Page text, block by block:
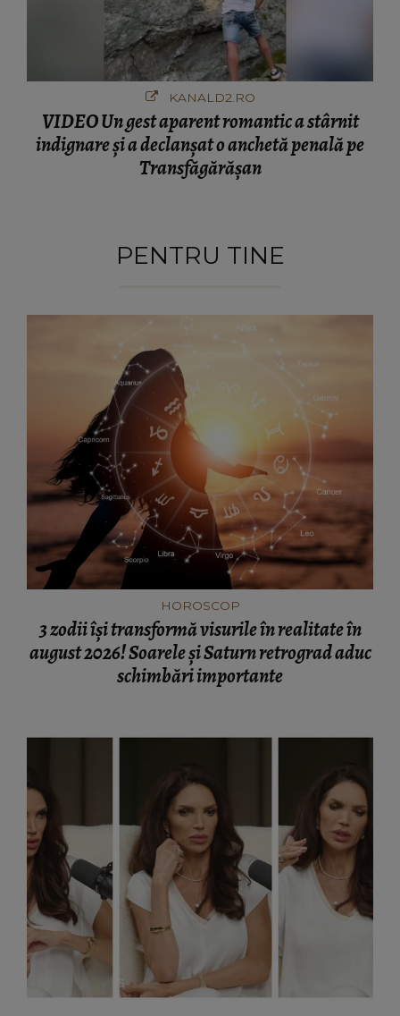
KANALD2.RO
VIDEO Un gest aparent romantic a stârnit
indignare și a declanșat o anchetă penală pe
Transfăgărășan
PENTRU TINE
HOROSCOP
3 zodii își transformă visurile în realitate în
august 2026! Soarele și Saturn retrograd aduc
schimbări importante